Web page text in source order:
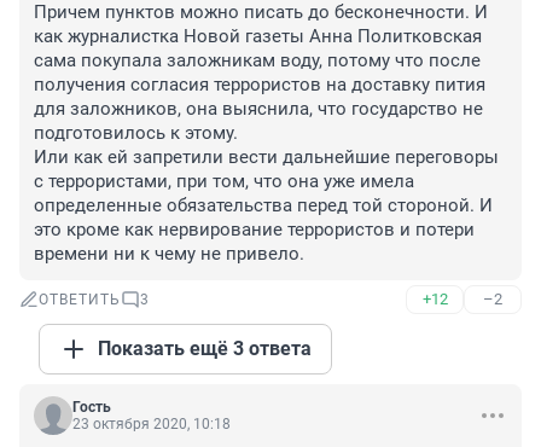
Причем пунктов можно писать до бесконечности. И
как журналистка Новой газеты Анна Политковская
сама покупала заложникам воду, потому что после
получения согласия террористов на доставку пития
для заложников, она выяснила, что государство не
подготовилось к этому.
Или как ей запретили вести дальнейшие переговоры
с террористами, при том, что она уже имела
определенные обязательства перед той стороной. И
это кроме как нервирование террористов и потери
времени ни к чему не привело.
ОТВЕТИТЬ 3 +12 –2
Показать ещё 3 ответа
Гость
23 октября 2020, 10:18